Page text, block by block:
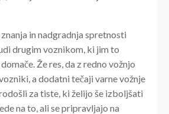
in nadgradnja spretnosti
drugim voznikom, ki jim to
Že res, da z redno vožnjo
a dodatni tečaji varne vožnje
za tiste, ki želijo še izboljšati
na to, ali se pripravljajo na